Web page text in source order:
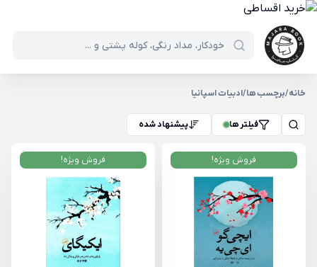
خانه/برچسب ها/ادبیات اسپانیا
فیلتر ها پیشنهاد شده
فروش ویژه! فروش ویژه!